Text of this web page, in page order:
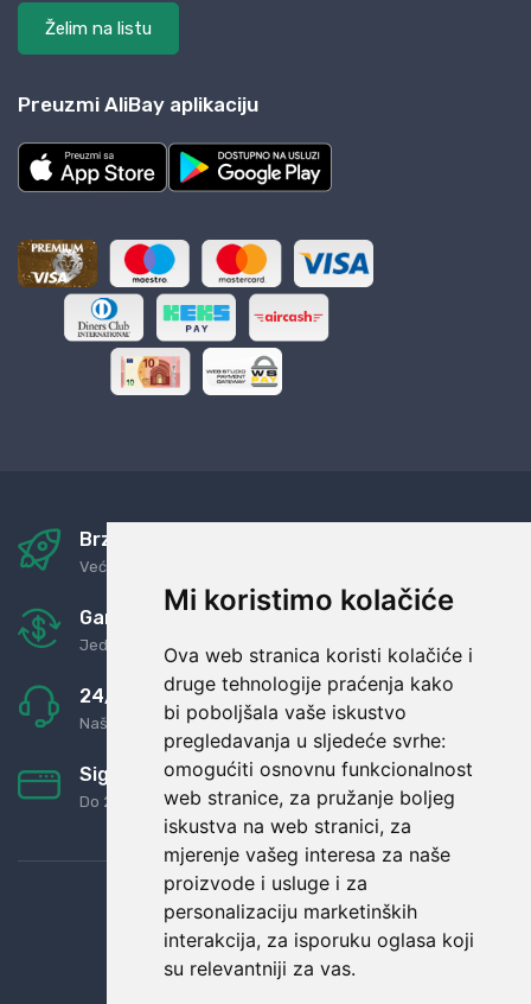
Mi koristimo kolačiće
Ova web stranica koristi kolačiće i
druge tehnologije praćenja kako
bi poboljšala vaše iskustvo
pregledavanja u sljedeće svrhe:
omogućiti osnovnu funkcionalnost
web stranice, za pružanje boljeg
iskustva na web stranici, za
mjerenje vašeg interesa za naše
proizvode i usluge i za
personalizaciju marketinških
interakcija, za isporuku oglasa koji
su relevantniji za vas.
Želim na listu
Preuzmi AliBay aplikaciju
Brza i sigurna dostava
Već za nekoliko dana kod vas
Garancija u povrat novaca
Jednostavno pravilo: Roba za novac
24/7 odlična podrška
Naši agenti uvijek na raspolaganju
Sigurno obročno plaćanje
Do 24 rata bez kamata